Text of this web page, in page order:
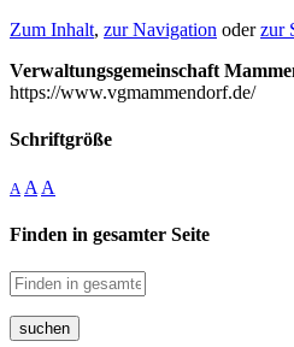
Zum Inhalt, zur Navigation oderzur
Verwaltungsgemeinschaft
https://www.vgmammendorf.de/
Schriftgröße
A A A
Finden in gesamter Seite
suchen